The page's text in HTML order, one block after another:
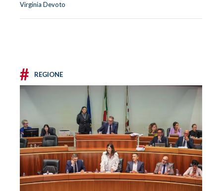
Virginia Devoto
# REGIONE